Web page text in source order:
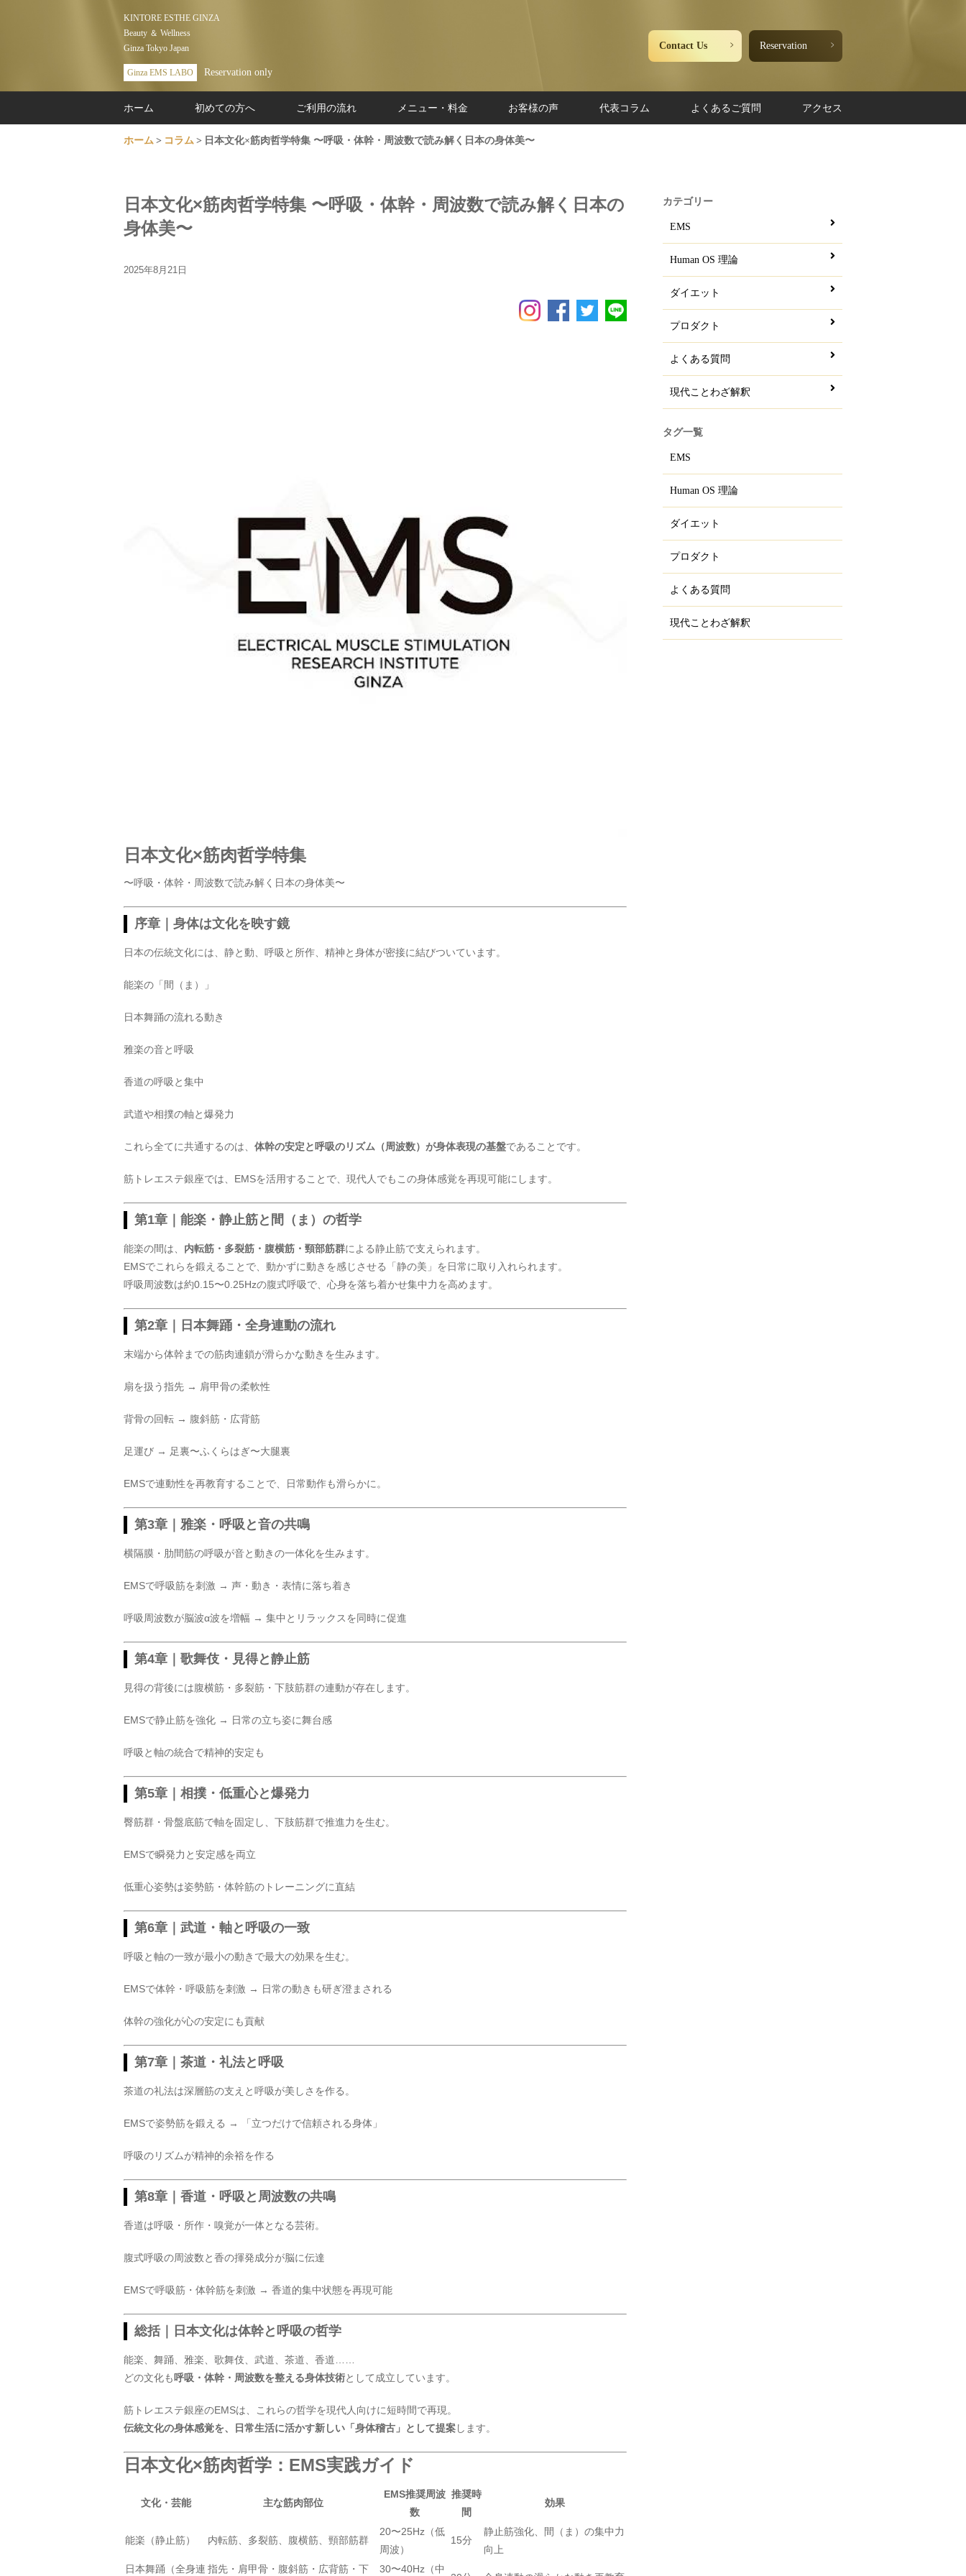
KINTORE ESTHE GINZA
Beauty ＆ Wellness
Ginza Tokyo Japan
Ginza EMS LABO Reservation only
Contact Us Reservation
ホーム 初めての方へ ご利用の流れ メニュー・料金 お客様の声 代表コラム よくあるご質問 アクセス
ホーム コラム 日本文化×筋肉哲学特集 〜呼吸・体幹・周波数で読み解く日本の身体美〜
日本文化×筋肉哲学特集 〜呼吸・体幹・周波数で読み解く日本の
身体美〜
2025年8月21日
日本文化×筋肉哲学特集
〜呼吸・体幹・周波数で読み解く日本の身体美〜
序章｜身体は文化を映す鏡
日本の伝統文化には、静と動、呼吸と所作、精神と身体が密接に結びついています。
能楽の「間（ま）」
日本舞踊の流れる動き
雅楽の音と呼吸
香道の呼吸と集中
武道や相撲の軸と爆発力
これら全てに共通するのは、 体幹の安定と呼吸のリズム（周波数）が身体表現の基盤であることです。
筋トレエステ銀座では、EMSを活用することで、現代人でもこの身体感覚を再現可能にします。
第1章｜能楽・静止筋と間（ま）の哲学
能楽の間は、 内転筋・多裂筋・腹横筋・頸部筋群による静止筋で支えられます。
EMSでこれらを鍛えることで、動かずに動きを感じさせる「静の美」を日常に取り入れられます。
呼吸周波数は約0.15〜0.25Hzの腹式呼吸で、心身を落ち着かせ集中力を高めます。
第2章｜日本舞踊・全身連動の流れ
末端から体幹までの筋肉連鎖が滑らかな動きを生みます。
扇を扱う指先 → 肩甲骨の柔軟性
背骨の回転 → 腹斜筋・広背筋
足運び → 足裏〜ふくらはぎ〜大腿裏
EMSで連動性を再教育することで、日常動作も滑らかに。
第3章｜雅楽・呼吸と音の共鳴
横隔膜・肋間筋の呼吸が音と動きの一体化を生みます。
EMSで呼吸筋を刺激 → 声・動き・表情に落ち着き
呼吸周波数が脳波α波を増幅 → 集中とリラックスを同時に促進
第4章｜歌舞伎・見得と静止筋
見得の背後には腹横筋・多裂筋・下肢筋群の連動が存在します。
EMSで静止筋を強化 → 日常の立ち姿に舞台感
呼吸と軸の統合で精神的安定も
第5章｜相撲・低重心と爆発力
臀筋群・骨盤底筋で軸を固定し、下肢筋群で推進力を生む。
EMSで瞬発力と安定感を両立
低重心姿勢は姿勢筋・体幹筋のトレーニングに直結
第6章｜武道・軸と呼吸の一致
呼吸と軸の一致が最小の動きで最大の効果を生む。
EMSで体幹・呼吸筋を刺激 → 日常の動きも研ぎ澄まされる
体幹の強化が心の安定にも貢献
第7章｜茶道・礼法と呼吸
茶道の礼法は深層筋の支えと呼吸が美しさを作る。
EMSで姿勢筋を鍛える → 「立つだけで信頼される身体」
呼吸のリズムが精神的余裕を作る
第8章｜香道・呼吸と周波数の共鳴
香道は呼吸・所作・嗅覚が一体となる芸術。
腹式呼吸の周波数と香の揮発成分が脳に伝達
EMSで呼吸筋・体幹筋を刺激 → 香道的集中状態を再現可能
総括｜日本文化は体幹と呼吸の哲学
能楽、舞踊、雅楽、歌舞伎、武道、茶道、香道……
どの文化も 呼吸・体幹・周波数を整える身体技術として成立しています。
筋トレエステ銀座のEMSは、これらの哲学を現代人向けに短時間で再現。
伝統文化の身体感覚を、日常生活に活かす新しい「身体稽古」として提案します。
日本文化×筋肉哲学：EMS実践ガイド
文化・芸能 主な筋肉部位
EMS推奨周波
数
推奨時
間
効果
能楽（静止筋） 内転筋、多裂筋、腹横筋、頸部筋群
20〜25Hz（低
周波）
15分
静止筋強化、間（ま）の集中力
向上
日本舞踊（全身連 指先・肩甲骨・腹斜筋・広背筋・下 30〜40Hz（中
カテゴリー
EMS
Human OS 理論
ダイエット
プロダクト
よくある質問
現代ことわざ解釈
タグ一覧
EMS
Human OS 理論
ダイエット
プロダクト
よくある質問
現代ことわざ解釈